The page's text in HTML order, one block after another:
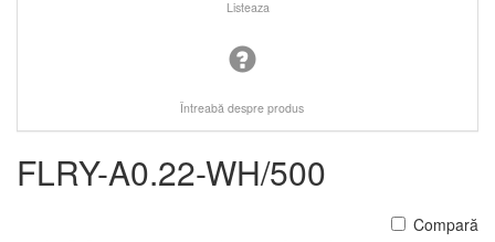
Listeaza
Întreabă despre produs
FLRY-A0.22-WH/500
Compară